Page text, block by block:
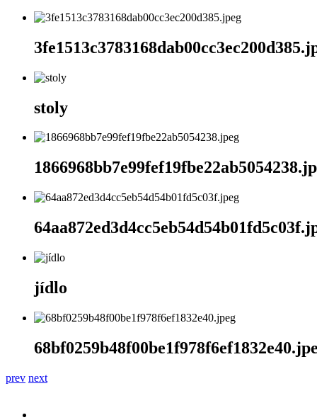
stoly
jídlo
prev next